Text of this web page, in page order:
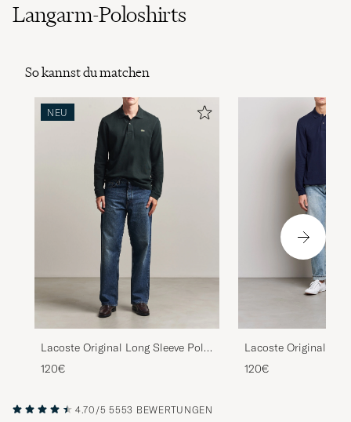
Langarm-Poloshirts
So kannst du matchen
NEU
Lacoste Original Long Sleeve Polo
Piké Dark Varech
120€
Lacoste Original
Piké Navy Blue
120€
4.70/5 5553 BEWERTUNGEN